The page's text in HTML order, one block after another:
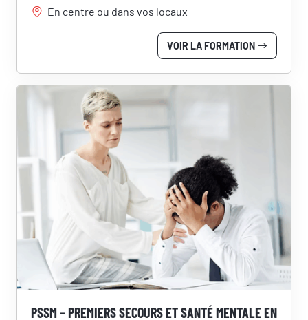
En centre ou dans vos locaux
VOIR LA FORMATION
PSSM – PREMIERS SECOURS ET SANTÉ MENTALE EN